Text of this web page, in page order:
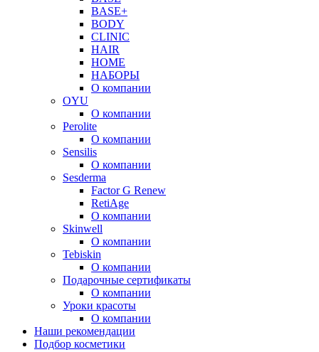
BASE+
BODY
CLINIC
HAIR
HOME
НАБОРЫ
О компании
OYU
О компании
Perolite
О компании
Sensilis
О компании
Sesderma
Factor G Renew
RetiAge
О компании
Skinwell
О компании
Tebiskin
О компании
Подарочные сертификаты
О компании
Уроки красоты
О компании
Наши рекомендации
Подбор косметики